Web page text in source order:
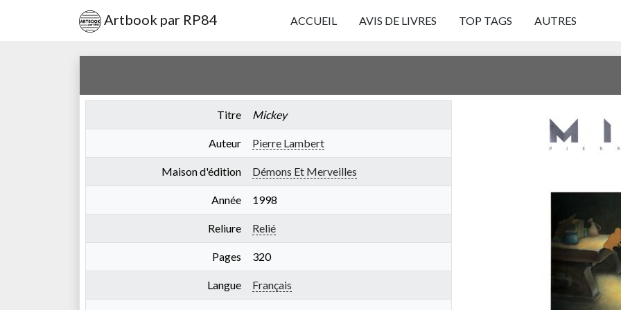
Artbook par RP84 ACCUEIL AVIS DE LIVRES TOP TAGS AUTRES
Titre Mickey
Auteur Pierre Lambert
Maison d'édition Démons Et Merveilles
Année 1998
Reliure Relié
Pages 320
Langue Français